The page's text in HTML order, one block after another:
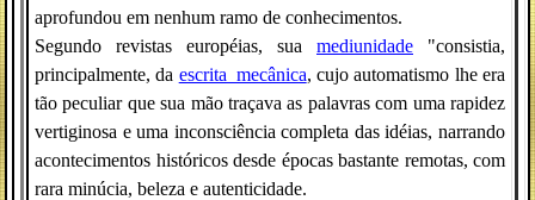
aprofundou em nenhum ramo de conhecimentos.
Segundo revistas européias, sua mediunidade "consistia,
principalmente, da escrita_mecânica, cujo automatismo lhe era
tão peculiar que sua mão traçava as palavras com uma rapidez
vertiginosa e uma inconsciência completa das idéias, narrando
acontecimentos históricos desde épocas bastante remotas, com
rara minúcia, beleza e autenticidade.